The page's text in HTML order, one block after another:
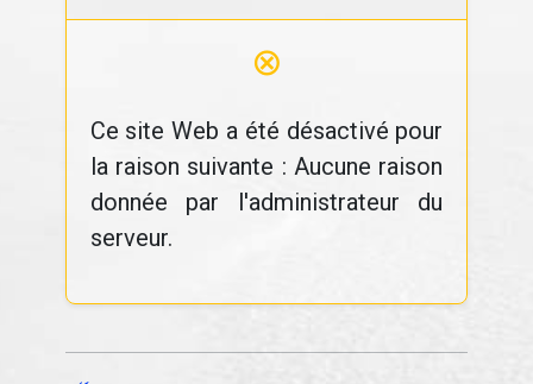
⊗
Ce site Web a été désactivé pour
la raison suivante : Aucune raison
donnée par l'administrateur du
serveur.